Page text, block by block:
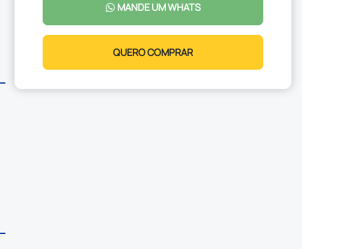
MANDE UM WHATS
QUERO COMPRAR